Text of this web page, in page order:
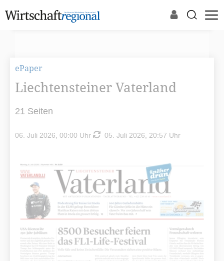
ePaper
Liechtensteiner Vaterland
21 Seiten
06. Juli 2026, 00:00 Uhr 05. Juli 2026, 20:57 Uhr